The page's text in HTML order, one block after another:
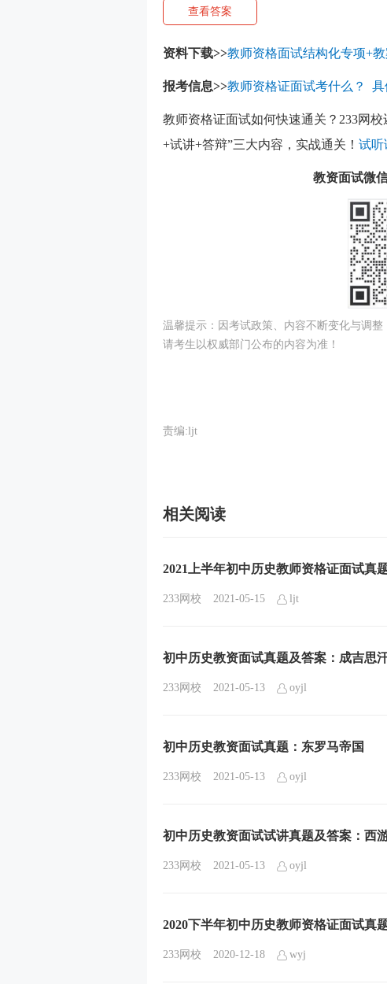
查看答案
资料下载>>教师资格面试结构化专项+
报考信息>>教师资格证面试考什么？ 具
教师资格证面试如何快速通关？233网
+试讲+答辩”三大内容，实战通关！ 试听
教资面试微
温馨提示：因考试政策、内容不断变化与调
请考生以权威部门公布的内容为准！
责编:ljt
相关阅读
2021上半年初中历史教师资格证面试真
233网校 2021-05-15 ljt
初中历史教资面试真题及答案：成吉思
233网校 2021-05-13 oyjl
初中历史教资面试真题：东罗马帝国
233网校 2021-05-13 oyjl
初中历史教资面试试讲真题及答案：西
233网校 2021-05-13 oyjl
2020下半年初中历史教师资格证面试真
233网校 2020-12-18 wyj